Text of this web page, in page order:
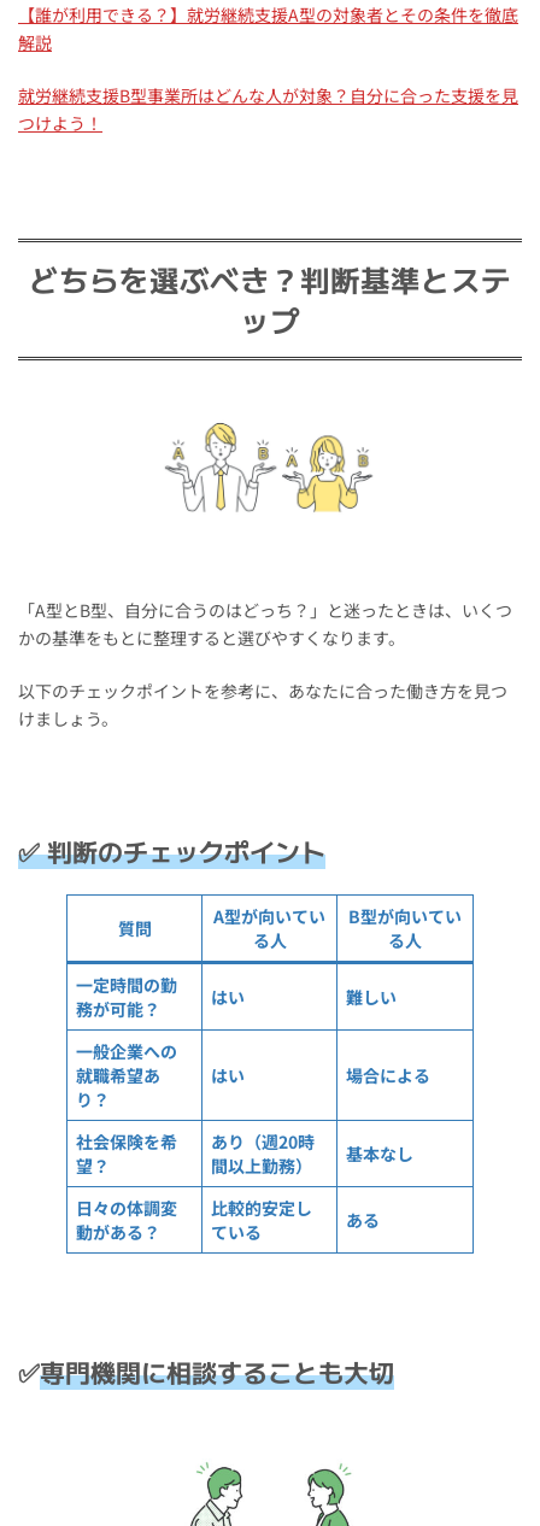
【誰が利用できる？】就労継続支援A型の対象者とその条件を徹底
解説
就労継続支援B型事業所はどんな人が対象？自分に合った支援を見
つけよう！
どちらを選ぶべき？判断基準とステ
ップ
「A型とB型、自分に合うのはどっち？」と迷ったときは、いくつ
かの基準をもとに整理すると選びやすくなります。
以下のチェックポイントを参考に、あなたに合った働き方を見つ
けましょう。
✅ 判断のチェックポイント
質問
A型が向いてい
る人
B型が向いてい
る人
一定時間の勤
務が可能？
はい 難しい
一般企業への
就職希望あ
り？
はい 場合による
社会保険を希
望？
あり（週20時
間以上勤務）
基本なし
日々の体調変
動がある？
比較的安定し
ている
ある
✅専門機関に相談することも大切